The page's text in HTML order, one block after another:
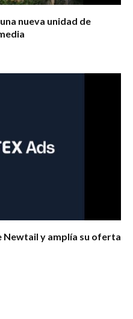
nueva unidad de
Newtail y amplía su oferta